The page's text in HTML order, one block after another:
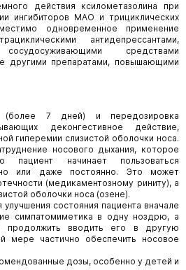
действия ксилометазолина при
ингибиторов МАО и трициклических
одновременное применение
антидепрессантами,
средствами
другими препаратами, повышающими
(более 7 дней) и передозировка
деконгестивное действие,
гиперемии слизистой оболочки носа.
носового дыхания, которое
начинает пользоваться
или даже постоянно. Это может
(медикаментозному риниту), а
оболочки носа (озене).
состояния пациента вначале
симпатомиметика в одну ноздрю, а
продолжить вводить его в другую
мере частично обеспечить носовое
дозы, особенно у детей и